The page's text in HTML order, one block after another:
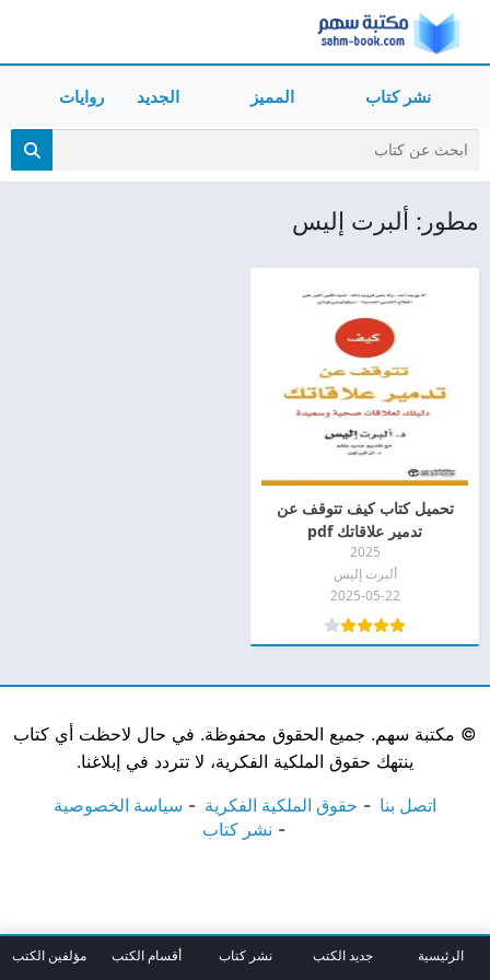
نشر كتاب المميز الجديد روايات
مطور: ألبرت إليس
تحميل كتاب كيف تتوقف عن
تدمير علاقاتك pdf
2025
ألبرت إليس
2025-05-22
© مكتبة سهم. جميع الحقوق محفوظة. في حال لاحظت أي كتاب
ينتهك حقوق الملكية الفكرية، لا تتردد في إبلاغنا.
اتصل بنا حقوق الملكية الفكرية
سياسة الخصوصية
نشر كتاب
الرئيسية جديد الكتب نشر كتاب أقسام الكتب مؤلفين الكتب